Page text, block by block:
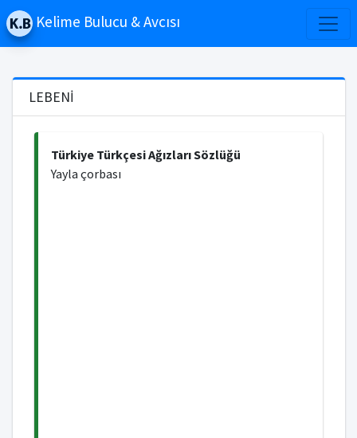
Kelime Bulucu & Avcısı
LEBENİ
Türkiye Türkçesi Ağızları Sözlüğü
Yayla çorbası